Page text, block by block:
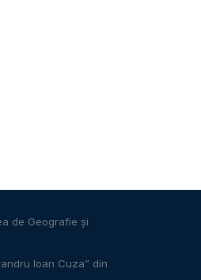
de Geografie și
Ioan Cuza” din